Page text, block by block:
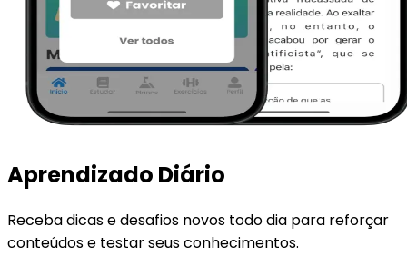
Aprendizado Diário
Receba dicas e desafios novos todo dia para reforçar
conteúdos e testar seus conhecimentos.